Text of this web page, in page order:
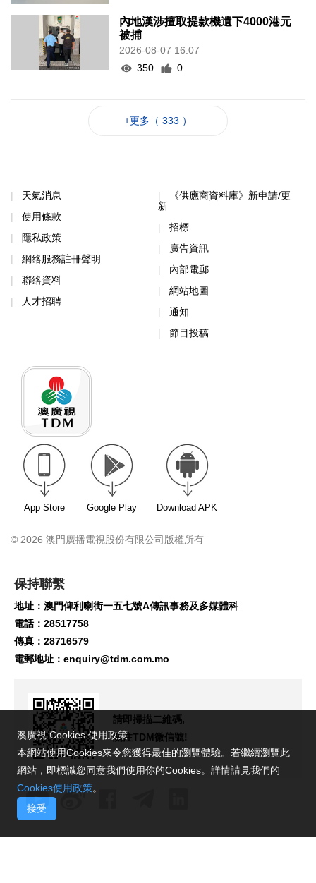
內地漢涉擅取提款機遺下4000港元
被捕
2026-08-07 16:07
350
0
+更多（ 333 ）
天氣消息
使用條款
隱私政策
網絡服務註冊聲明
聯絡資料
人才招聘
《供應商資料庫》新申請/更
新
招標
廣告資訊
內部電郵
網站地圖
通知
節目投稿
App Store Google Play Download APK
© 2026 澳門廣播電視股份有限公司版權所有
保持聯繫
地址：澳門俾利喇街一五七號A傳訊事務及多媒體科
電話：28517758
傳真：28716579
電郵地址： enquiry@tdm.com.mo
請即掃描二維碼,
關注TDM微信號!
澳廣視 Cookies 使用政策
本網站使用Cookies來令您獲得最佳的瀏覽體驗。若繼續瀏覽此
網站，即標識您同意我們使用你的Cookies。詳情請見我們的
Cookies使用政策。
接受